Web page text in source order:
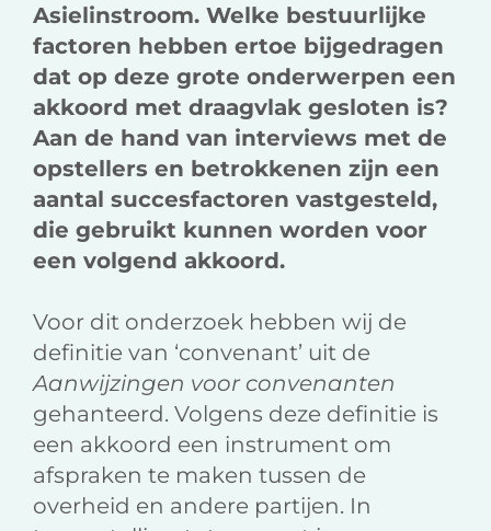
Asielinstroom. Welke bestuurlijke
factoren hebben ertoe bijgedragen
dat op deze grote onderwerpen een
akkoord met draagvlak gesloten is?
Aan de hand van interviews met de
opstellers en betrokkenen zijn een
aantal succesfactoren vastgesteld,
die gebruikt kunnen worden voor
een volgend akkoord.
Voor dit onderzoek hebben wij de
definitie van ‘convenant’ uit de
Aanwijzingen voor convenanten
gehanteerd. Volgens deze definitie is
een akkoord een instrument om
afspraken te maken tussen de
overheid en andere partijen. In